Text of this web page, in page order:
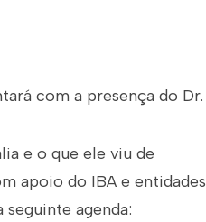
com a presença do Dr.
e o que ele viu de
apoio do IBA e entidades
agenda: